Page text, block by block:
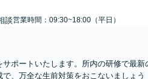
談営業時間：09:30~18:00（平日）
ポートいたします。所内の研修で最新
、万全な生前対策をおこないましょう